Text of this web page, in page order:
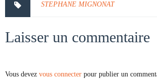
STEPHANE MIGNONAT
Laisser un commentaire
Vous devez vous connecter pour publier un